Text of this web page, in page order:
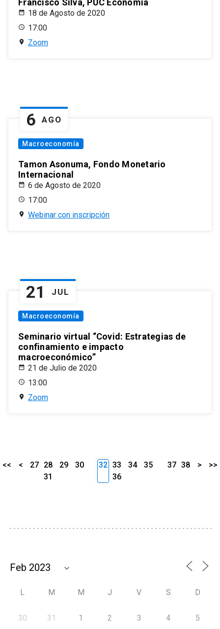
Francisco Silva, PUC Economía
18 de Agosto de 2020
17:00
Zoom
6 AGO
Macroeconomía
Tamon Asonuma, Fondo Monetario
Internacional
6 de Agosto de 2020
17:00
Webinar con inscripción
21 JUL
Macroeconomía
Seminario virtual “Covid: Estrategias de
confinamiento e impacto
macroeconómico”
21 de Julio de 2020
13:00
Zoom
<< < 27 28 29
30
31
32 33 34
35
36
37 38 > >>
L M M J V S D
30 31 1 2 3 4 5